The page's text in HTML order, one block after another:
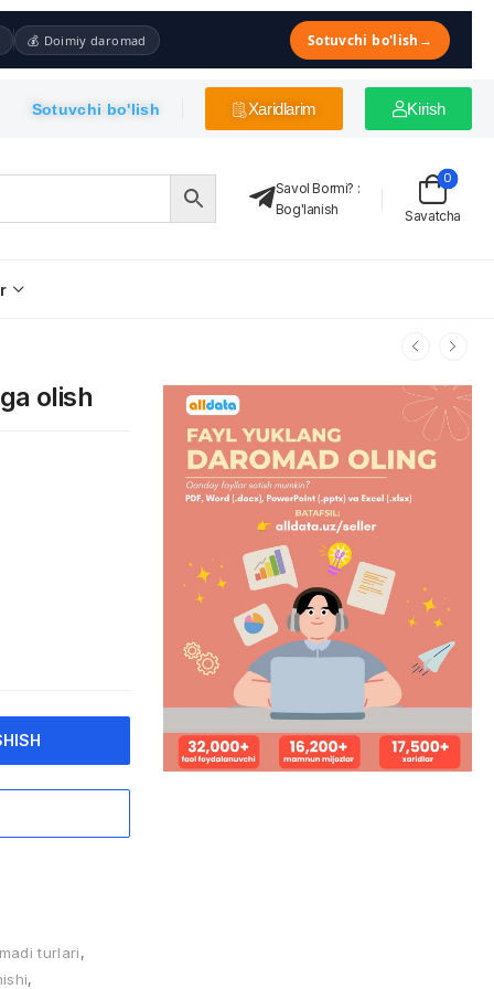
💰 Doimiy daromad Sotuvchi bo'lish →
Sotuvchi bo'lish Xaridlarim Kirish
Savol Bormi? :
Bog'lanish
Savatcha
0
olish
turlari,
,